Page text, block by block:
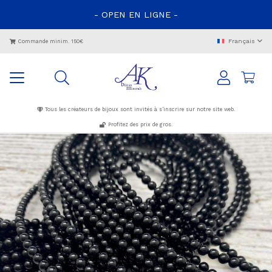
- OPEN EN LIGNE -
Commande minim. 150€ Français
Tous les créateurs de bijoux sont invités à s’inscrire sur notre site web.
Profitez des prix de gros.